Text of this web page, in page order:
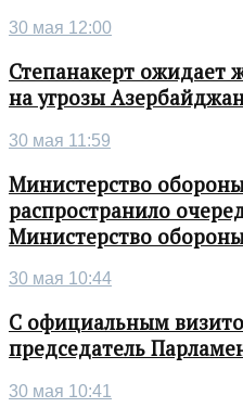
30 мая 12:00
Степанакерт ожидает
на угрозы
30 мая 11:59
Министерство
распространило
Министерство
30 мая 10:44
С официальным
председатель
30 мая 10:41